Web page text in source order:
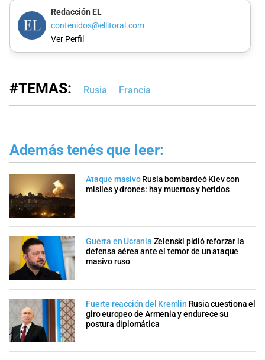
Redacción EL
contenidos@ellitoral.com
Ver Perfil
#TEMAS: Rusia Francia
Además tenés que leer:
Ataque masivo Rusia bombardeó Kiev con
misiles y drones: hay muertos y heridos
Guerra en Ucrania Zelenski pidió reforzar la
defensa aérea ante el temor de un ataque
masivo ruso
Fuerte reacción del Kremlin Rusia cuestiona el
giro europeo de Armenia y endurece su
postura diplomática